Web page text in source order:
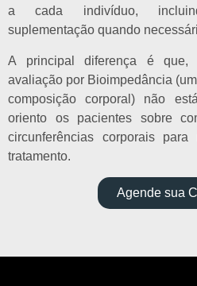
a cada indivíduo,
suplementação quando
A principal diferença é que,
avaliação por Bioimpedância
composição corporal) não
oriento os pacientes sobre
circunferências corporais
tratamento.
Agende sua